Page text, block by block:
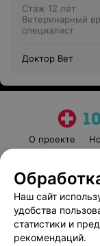
Стаж 12 лет
Ветеринарный
специалист
Доктор Вет
О проекте
Наш сайт
удобства
статистики и
рекомендаций.